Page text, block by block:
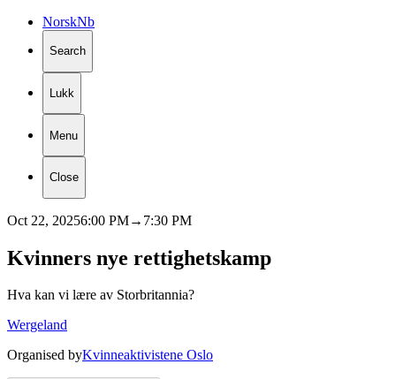
NorskNb
Search
Lukk
Menu
Close
Oct 22, 20256:00 PM→ 7:30 PM
Kvinners nye rettighetskamp
Hva kan vi lære av Storbritannia?
Wergeland
Organised byKvinneaktivistene Oslo